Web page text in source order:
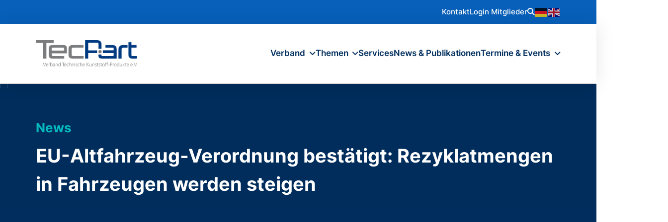
KontaktLogin Mitglieder
Verband Themen ServicesNews & PublikationenTermine & Events
News
EU-Altfahrzeug-Verordnung bestätigt: Rezyklatmengen
in Fahrzeugen werden steigen